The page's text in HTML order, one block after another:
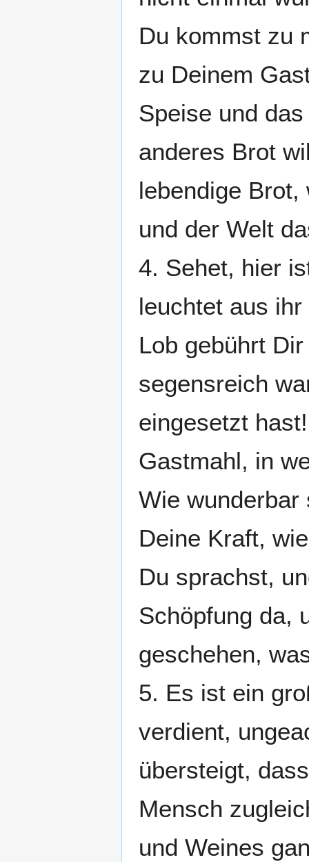
Du kommst zu
zu Deinem
Speise und
anderes Brot
lebendige
und der Welt
4. Sehet, hier
leuchtet aus
Lob gebührt
segensreich
eingesetzt
Gastmahl, in
Wie wunderbar
Deine Kraft,
Du sprachst,
Schöpfung da,
geschehen,
5. Es ist ein
verdient,
übersteigt,
Mensch
und Weines